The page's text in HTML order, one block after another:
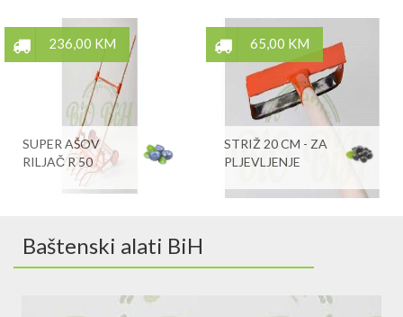
236,00 KM
SUPER AŠOV
RILJAČ R 50
65,00 KM
STRIŽ 20 CM - ZA
PLJEVLJENJE
Baštenski alati BiH